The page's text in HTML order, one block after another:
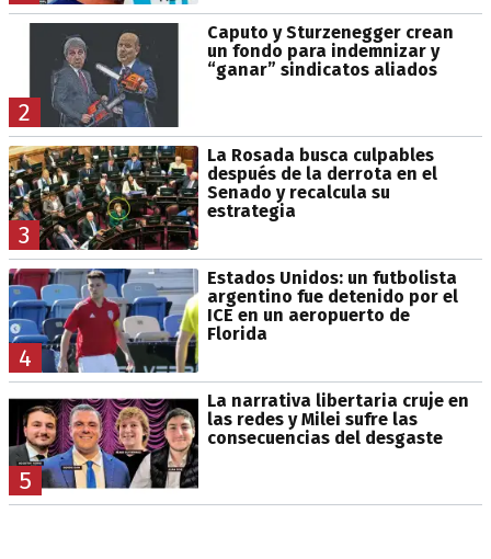
2
Caputo y Sturzenegger crean
un fondo para indemnizar y
“ganar” sindicatos aliados
3
La Rosada busca culpables
después de la derrota en el
Senado y recalcula su
estrategia
4
Estados Unidos: un futbolista
argentino fue detenido por el
ICE en un aeropuerto de
Florida
5
La narrativa libertaria cruje en
las redes y Milei sufre las
consecuencias del desgaste